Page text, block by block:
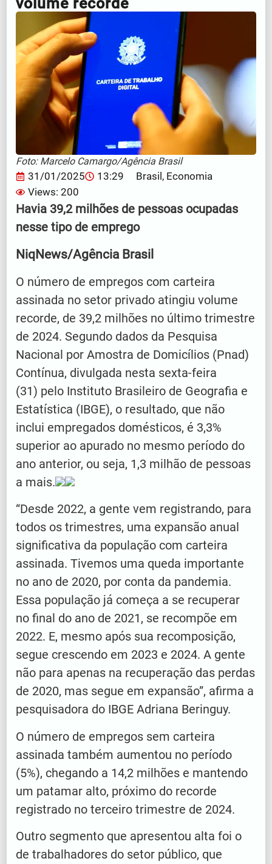
Foto: Marcelo Camargo/Agência Brasil
31/01/2025 13:29 Brasil , Economia
Views: 200
Havia 39,2 milhões de pessoas ocupadas
nesse tipo de emprego
NiqNews/Agência Brasil
O número de empregos com carteira
assinada no setor privado atingiu volume
recorde, de 39,2 milhões no último trimestre
de 2024. Segundo dados da Pesquisa
Nacional por Amostra de Domicílios (Pnad)
Contínua, divulgada nesta sexta-feira
(31) pelo Instituto Brasileiro de Geografia e
Estatística (IBGE), o resultado, que não
inclui empregados domésticos, é 3,3%
superior ao apurado no mesmo período do
ano anterior, ou seja, 1,3 milhão de pessoas
a mais.
“Desde 2022, a gente vem registrando, para
todos os trimestres, uma expansão anual
significativa da população com carteira
assinada. Tivemos uma queda importante
no ano de 2020, por conta da pandemia.
Essa população já começa a se recuperar
no final do ano de 2021, se recompõe em
2022. E, mesmo após sua recomposição,
segue crescendo em 2023 e 2024. A gente
não para apenas na recuperação das perdas
de 2020, mas segue em expansão”, afirma a
pesquisadora do IBGE Adriana Beringuy.
O número de empregos sem carteira
assinada também aumentou no período
(5%), chegando a 14,2 milhões e mantendo
um patamar alto, próximo do recorde
registrado no terceiro trimestre de 2024.
Outro segmento que apresentou alta foi o
de trabalhadores do setor público, que